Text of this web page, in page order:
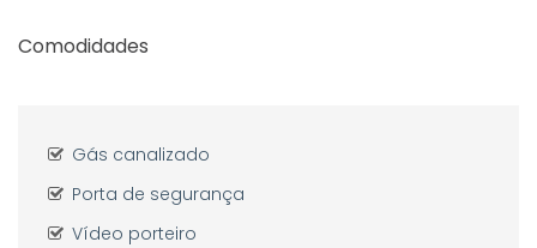
Comodidades
Gás canalizado
Porta de segurança
Vídeo porteiro